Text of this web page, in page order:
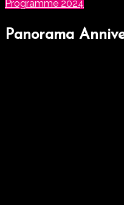
Programme 2024
Panorama